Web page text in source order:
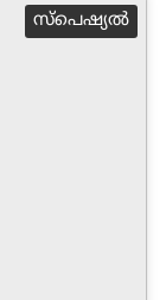
സ്പെഷ്യല്‍